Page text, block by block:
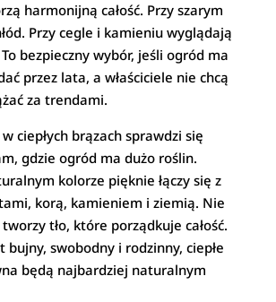
harmonijną całość. Przy szarym
Przy cegle i kamieniu wyglądają
bezpieczny wybór, jeśli ogród ma
przez lata, a właściciele nie chcą
za trendami.
ciepłych brązach sprawdzi się
gdzie ogród ma dużo roślin.
kolorze pięknie łączy się z
korą, kamieniem i ziemią. Nie
tło, które porządkuje całość.
bujny, swobodny i rodzinny, ciepłe
będą najbardziej naturalnym